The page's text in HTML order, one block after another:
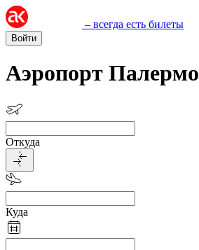
– всегда есть билеты
Войти
Аэропорт Палермо
Откуда
Куда